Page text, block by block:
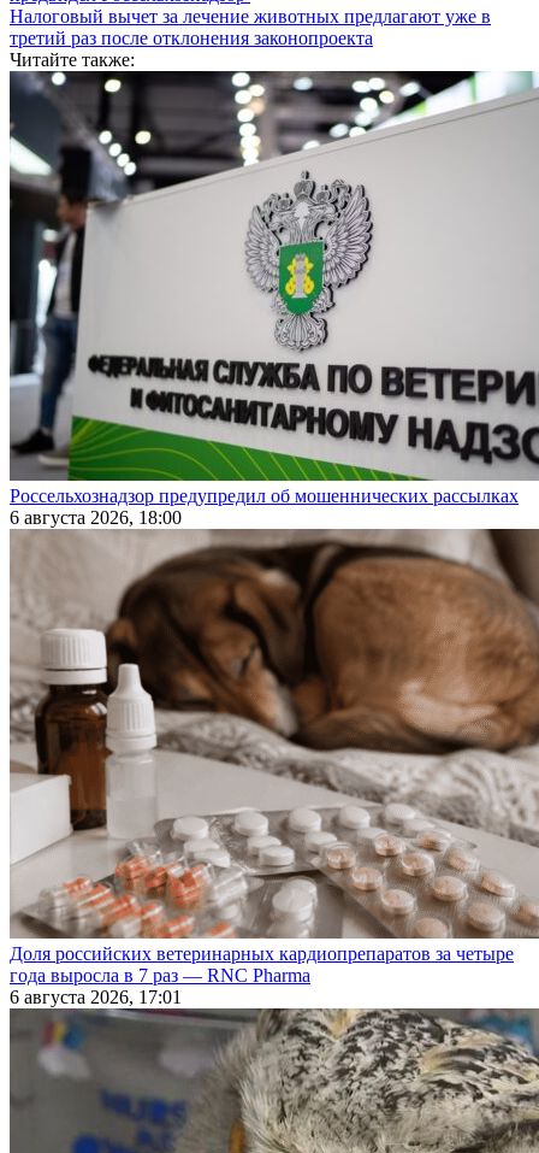
Налоговый вычет за лечение животных предлагают уже в
третий раз после отклонения законопроекта
Читайте также:
Россельхознадзор предупредил об мошеннических рассылках
6 августа 2026, 18:00
Доля российских ветеринарных кардиопрепаратов за четыре
года выросла в 7 раз — RNC Pharma
6 августа 2026, 17:01